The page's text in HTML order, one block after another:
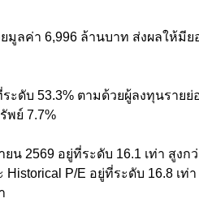
มูลค่า 6,996 ล้านบาท ส่งผลให้มี
ดับ 53.3% ตามด้วยผู้ลงทุนรายย่
พย์ 7.7%
2569 อยู่ที่ระดับ 16.1 เท่า สูงกว่
P/E อยู่ที่ระดับ 16.8 เท่